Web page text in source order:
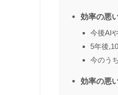
効率の悪
今後AI
5年後
今のう
効率の悪